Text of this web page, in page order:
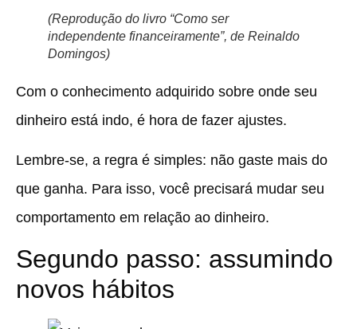
(Reprodução do livro “Como ser
independente financeiramente”, de Reinaldo
Domingos)
Com o conhecimento adquirido sobre onde seu
dinheiro está indo, é hora de fazer ajustes.
Lembre-se, a regra é simples: não gaste mais do
que ganha. Para isso, você precisará mudar seu
comportamento em relação ao dinheiro.
Segundo passo: assumindo
novos hábitos